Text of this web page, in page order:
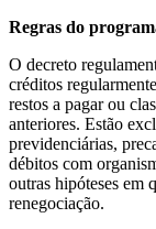
Regras do
O decreto
créditos
restos a pagar ou
anteriores. Estão
previdenciárias,
débitos com
outras hipóteses em
renegociação.